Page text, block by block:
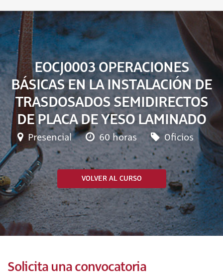
EOCJ0003 OPERACIONES
BÁSICAS EN LA INSTALACIÓN DE
TRASDOSADOS SEMIDIRECTOS
DE PLACA DE YESO LAMINADO
Presencial 60 horas Oficios
VOLVER AL CURSO
Solicita una convocatoria